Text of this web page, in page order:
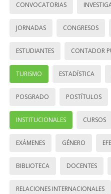
CONVOCATORIAS
JORNADAS CONGRESOS
ESTUDIANTES CONTADOR
TURISMO ESTADÍSTICA
POSGRADO POSTÍTULOS
INSTITUCIONALES CURSOS
EXÁMENES GÉNERO
BIBLIOTECA DOCENTES
RELACIONES INTERNACIONALES